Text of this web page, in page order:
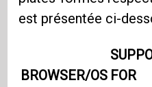
est présentée ci-
BROWSER/OS FOR